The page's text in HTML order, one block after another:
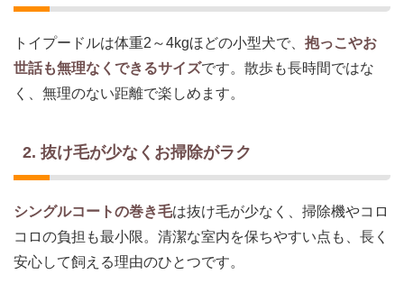
トイプードルは体重2～4kgほどの小型犬で、 抱っこやお
世話も無理なくできるサイズです。散歩も長時間ではな
く、無理のない距離で楽しめます。
2. 抜け毛が少なくお掃除がラク
シングルコートの巻き毛は抜け毛が少なく、掃除機やコロ
コロの負担も最小限。清潔な室内を保ちやすい点も、長く
安心して飼える理由のひとつです。